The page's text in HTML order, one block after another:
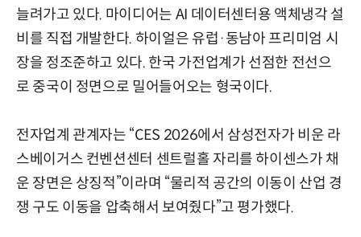
늘려가고 있다. 마이디어는 AI 데이터센터용 액체냉각 설
비를 직접 개발한다. 하이얼은 유럽·동남아 프리미엄 시
장을 정조준하고 있다. 한국 가전업계가 선점한 전선으
로 중국이 정면으로 밀어들어오는 형국이다.
전자업계 관계자는 “CES 2026에서 삼성전자가 비운 라
스베이거스 컨벤션센터 센트럴홀 자리를 하이센스가 채
운 장면은 상징적”이라며 “물리적 공간의 이동이 산업 경
쟁 구도 이동을 압축해서 보여줬다”고 평가했다.